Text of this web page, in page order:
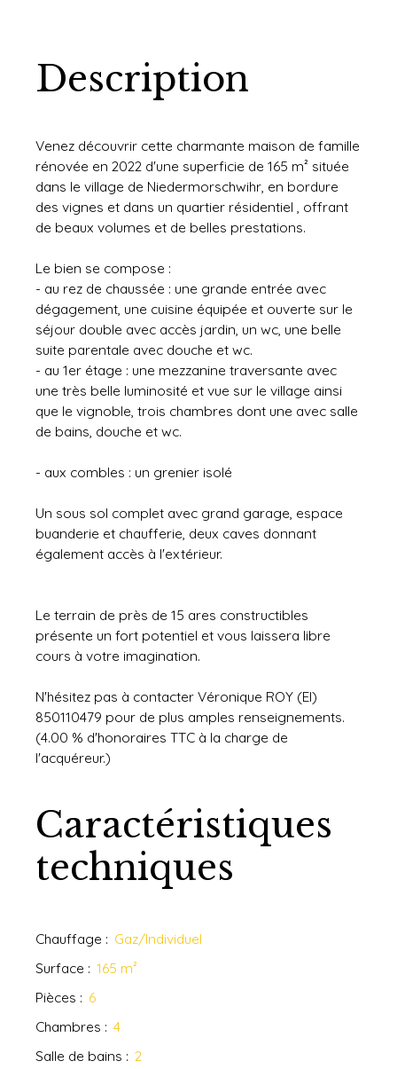
Description
Venez découvrir cette charmante maison de famille
rénovée en 2022 d'une superficie de 165 m² située
dans le village de Niedermorschwihr, en bordure
des vignes et dans un quartier résidentiel , offrant
de beaux volumes et de belles prestations.
Le bien se compose :
- au rez de chaussée : une grande entrée avec
dégagement, une cuisine équipée et ouverte sur le
séjour double avec accès jardin, un wc, une belle
suite parentale avec douche et wc.
- au 1er étage : une mezzanine traversante avec
une très belle luminosité et vue sur le village ainsi
que le vignoble, trois chambres dont une avec salle
de bains, douche et wc.
- aux combles : un grenier isolé
Un sous sol complet avec grand garage, espace
buanderie et chaufferie, deux caves donnant
également accès à l'extérieur.
Le terrain de près de 15 ares constructibles
présente un fort potentiel et vous laissera libre
cours à votre imagination.
N'hésitez pas à contacter Véronique ROY (EI)
850110479 pour de plus amples renseignements.
(4.00 % d'honoraires TTC à la charge de
l'acquéreur.)
Caractéristiques
techniques
Chauffage : Gaz/Individuel
Surface : 165 m²
Pièces : 6
Chambres : 4
Salle de bains : 2